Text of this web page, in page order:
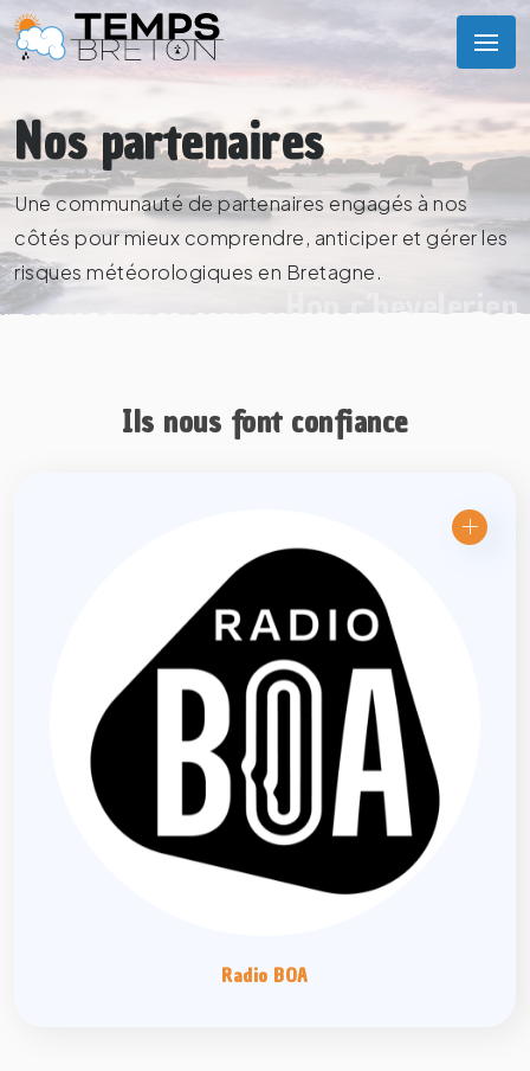
Nos partenaires
Une communauté de partenaires engagés à nos
côtés pour mieux comprendre, anticiper et gérer les
risques météorologiques en Bretagne.
Hon c’hevelerien
Ils nous font confiance
Radio BOA